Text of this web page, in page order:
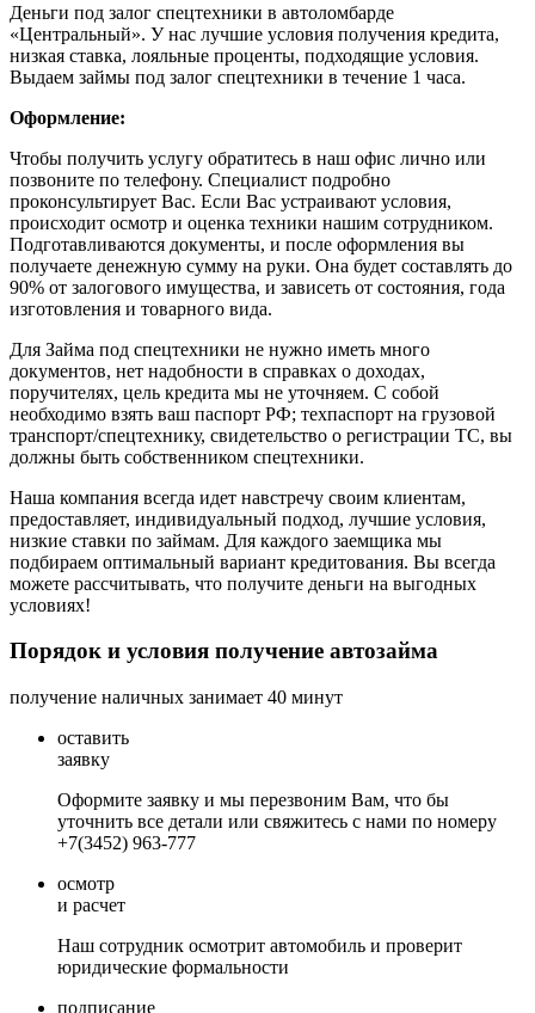
Деньги под залог спецтехники в автоломбарде
«Центральный». У нас лучшие условия получения кредита,
низкая ставка, лояльные проценты, подходящие условия.
Выдаем займы под залог спецтехники в течение 1 часа.
Оформление:
Чтобы получить услугу обратитесь в наш офис лично или
позвоните по телефону. Специалист подробно
проконсультирует Вас. Если Вас устраивают условия,
происходит осмотр и оценка техники нашим сотрудником.
Подготавливаются документы, и после оформления вы
получаете денежную сумму на руки. Она будет составлять до
90% от залогового имущества, и зависеть от состояния, года
изготовления и товарного вида.
Для Займа под спецтехники не нужно иметь много
документов, нет надобности в справках о доходах,
поручителях, цель кредита мы не уточняем. С собой
необходимо взять ваш паспорт РФ; техпаспорт на грузовой
транспорт/спецтехнику, свидетельство о регистрации ТС, вы
должны быть собственником спецтехники.
Наша компания всегда идет навстречу своим клиентам,
предоставляет, индивидуальный подход, лучшие условия,
низкие ставки по займам. Для каждого заемщика мы
подбираем оптимальный вариант кредитования. Вы всегда
можете рассчитывать, что получите деньги на выгодных
условиях!
Порядок и условия получение автозайма
получение наличных занимает 40 минут
оставить
заявку
Оформите заявку и мы перезвоним Вам, что бы
уточнить все детали или свяжитесь с нами по номеру
+7(3452) 963-777
осмотр
и расчет
Наш сотрудник осмотрит автомобиль и проверит
юридические формальности
подписание